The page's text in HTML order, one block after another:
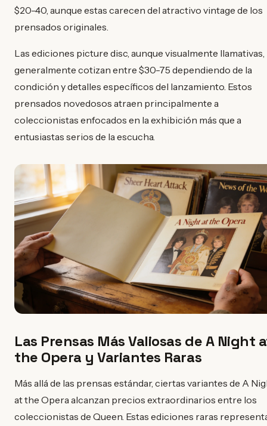
$20-40, aunque estas carecen del atractivo vintage de los
prensados originales.
Las ediciones picture disc, aunque visualmente llamativas,
generalmente cotizan entre $30-75 dependiendo de la
condición y detalles específicos del lanzamiento. Estos
prensados novedosos atraen principalmente a
coleccionistas enfocados en la exhibición más que a
entusiastas serios de la escucha.
Las Prensas Más Valiosas de A Night
the Opera y Variantes Raras
Más allá de las prensas estándar, ciertas variantes de A
at the Opera alcanzan precios extraordinarios entre los
coleccionistas de Queen. Estas ediciones raras